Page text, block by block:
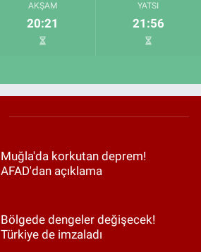
AKŞAM
20:21
YATSI
21:56
Muğla'da korkutan deprem!
AFAD'dan açıklama
Bölgede dengeler değişecek!
Türkiye de imzaladı